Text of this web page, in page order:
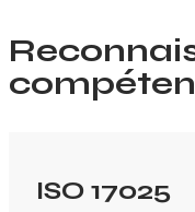
ISO 17025